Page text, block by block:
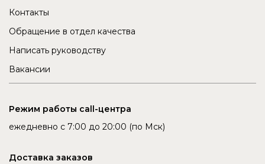
Контакты
Обращение в отдел качества
Написать руководству
Вакансии
Режим работы call-центра
ежедневно с 7:00 до 20:00 (по Мск)
Доставка заказов